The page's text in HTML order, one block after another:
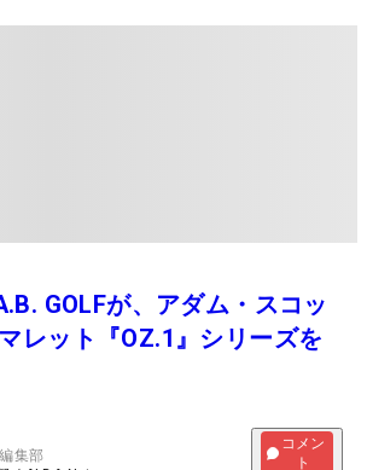
GOLFが、アダム・スコッ
レット『OZ.1』シリーズを
集部
コメン
ト